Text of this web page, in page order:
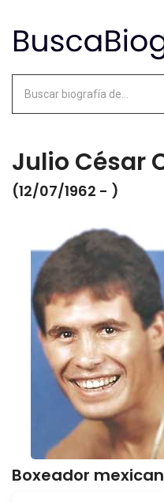
Julio César
(12/07/1962 - )
Boxeador